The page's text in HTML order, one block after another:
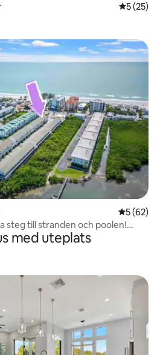
5 av 5 i
5 (25)
5 av 5 i
5 (62)
steg till stranden och poolen!
med uteplats